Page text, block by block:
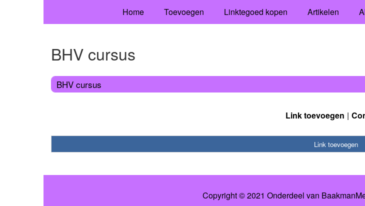
Home Toevoegen Linktegoed kopen Artikelen
BHV cursus
BHV cursus
Link toevoegen
Link toevoegen
Copyright © 2021 Onderdeel van